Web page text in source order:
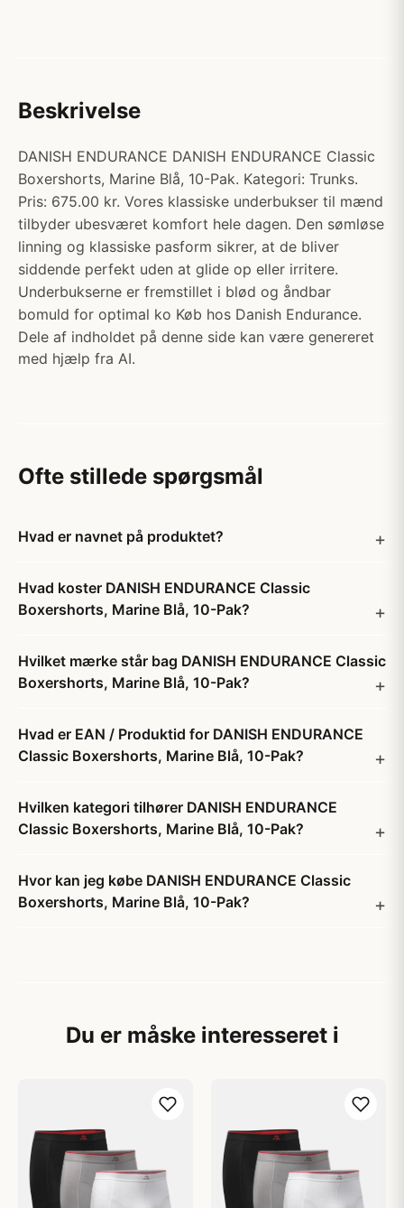
Beskrivelse
DANISH ENDURANCE DANISH ENDURANCE Classic
Boxershorts, Marine Blå, 10-Pak. Kategori: Trunks.
Pris: 675.00 kr. Vores klassiske underbukser til mænd
tilbyder ubesværet komfort hele dagen. Den sømløse
linning og klassiske pasform sikrer, at de bliver
siddende perfekt uden at glide op eller irritere.
Underbukserne er fremstillet i blød og åndbar
bomuld for optimal ko Køb hos Danish Endurance.
Dele af indholdet på denne side kan være genereret
med hjælp fra AI.
Ofte stillede spørgsmål
Hvad er navnet på produktet?
Hvad koster DANISH ENDURANCE Classic
Boxershorts, Marine Blå, 10-Pak?
Hvilket mærke står bag DANISH ENDURANCE Classic
Boxershorts, Marine Blå, 10-Pak?
Hvad er EAN / Produktid for DANISH ENDURANCE
Classic Boxershorts, Marine Blå, 10-Pak?
Hvilken kategori tilhører DANISH ENDURANCE
Classic Boxershorts, Marine Blå, 10-Pak?
Hvor kan jeg købe DANISH ENDURANCE Classic
Boxershorts, Marine Blå, 10-Pak?
Du er måske interesseret i